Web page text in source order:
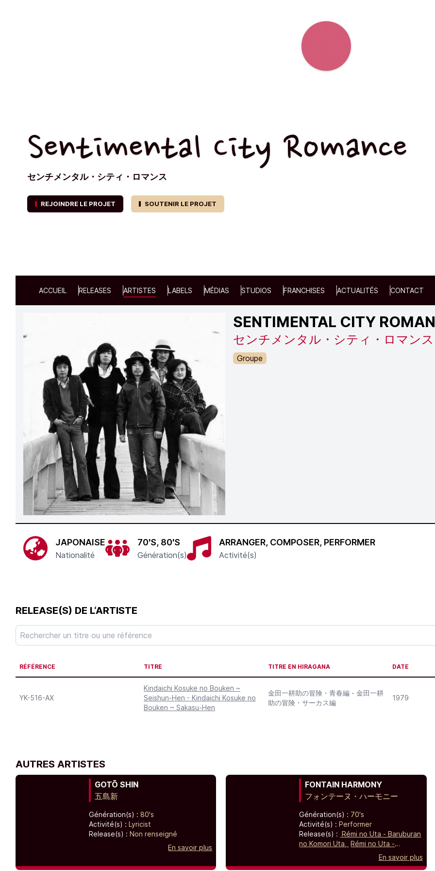
Sentimental City Romance
センチメンタル・シティ・ロマンス
REJOINDRE LE PROJET SOUTENIR LE PROJET
ACCUEIL RELEASES ARTISTES LABELS MÉDIAS STUDIOS FRANCHISES ACTUALITÉS CONTACT
SENTIMENTAL CITY
センチメンタル・シティ・ロマンス
Groupe
JAPONAISE
Nationalité
70'S, 80'S
Génération(s)
ARRANGER, COMPOSER, PERFORMER
Activité(s)
RELEASE(S) DE L‘ARTISTE
RÉFÉRENCE TITRE TITRE EN HIRAGANA DATE
YK-516-AX
Kindaichi Kosuke no Bouken ~
Seishun-Hen - Kindaichi Kosuke no
Bouken ~ Sakasu-Hen
金田一耕助の冒険・青春編 - 金田一耕
助の冒険・サーカス編
1979
AUTRES ARTISTES
GOTŌ SHIN
五島新
Génération(s) : 80's
Activité(s) : Lyricist
Release(s) : Non renseigné
En savoir plus
FONTAIN HARMONY
フォンテーヌ・ハーモニー
Génération(s) : 70's
Activité(s) : Performer
Release(s) : Rémi no Uta - Baruburan
no Komori Uta,
Rémi no Uta -
Baruburan no Komori UtaEn savoir plus